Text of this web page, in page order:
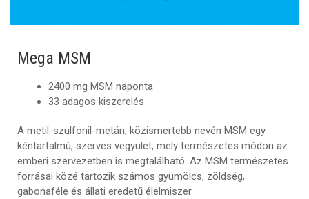
Mega MSM
2400 mg MSM naponta
33 adagos kiszerelés
A metil-szulfonil-metán, közismertebb nevén MSM egy
kéntartalmú, szerves vegyület, mely természetes módon az
emberi szervezetben is megtalálható. Az MSM természetes
forrásai közé tartozik számos gyümölcs, zöldség,
gabonaféle és állati eredetű élelmiszer.